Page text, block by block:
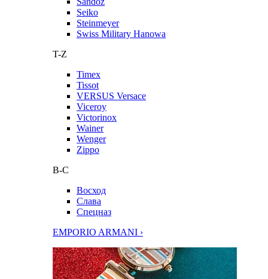
Seiko
Steinmeyer
Swiss Military Hanowa
T-Z
Timex
Tissot
VERSUS Versace
Viceroy
Victorinox
Wainer
Wenger
Zippo
В-С
Восход
Слава
Спецназ
EMPORIO ARMANI ›